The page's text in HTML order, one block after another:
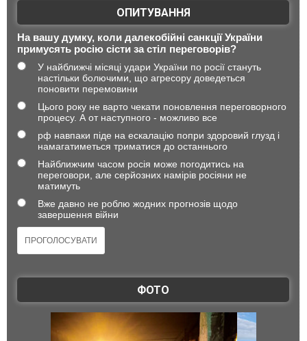
ОПИТУВАННЯ
На вашу думку, коли далекобійні санкції України
примусять росію сісти за стіл переговорів?
У найближчі місяці удари України по росії стануть
настільки болючими, що агресору доведеться
поновити перемовини
Цього року не варто чекати поновлення переговорного
процесу. А от наступного - можливо все
рф навпаки піде на ескалацію попри здоровий глузд і
намагатиметься триматися до останнього
Найближчим часом росія може погодитись на
переговори, але серйозних намірів росіяни не
матимуть
Вже давно не роблю жодних прогнозів щодо
завершення війни
ФОТО